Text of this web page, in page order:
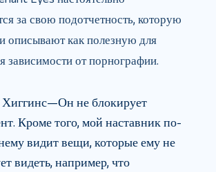
за свою подотчетность, которую
описывают как полезную для
зависимости от порнографии.
не блокирует
Кроме того, мой наставник по-
видит вещи, которые ему не
видеть, например, что